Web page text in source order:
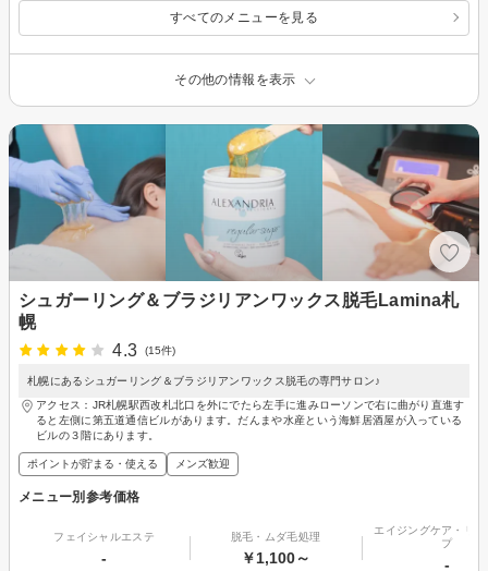
すべてのメニューを見る
その他の情報を表示
シュガーリング＆ブラジリアンワックス脱毛Lamina札
幌
4.3
(15件)
札幌にあるシュガーリング＆ブラジリアンワックス脱毛の専門サロン♪
アクセス：JR札幌駅西改札北口を外にでたら左手に進みローソンで右に曲がり直進す
ると左側に第五道通信ビルがあります。だんまや水産という海鮮居酒屋が入っている
ビルの３階にあります。
ポイントが貯まる・使える メンズ歓迎
メニュー別参考価格
フェイシャルエステ
-
脱毛・ムダ毛処理
￥1,100～
エイジングケア・リ
プ
-